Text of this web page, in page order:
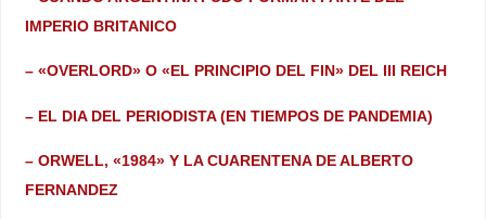
IMPERIO BRITANICO
– «OVERLORD» O «EL PRINCIPIO DEL FIN» DEL III REICH
– EL DIA DEL PERIODISTA (EN TIEMPOS DE PANDEMIA)
– ORWELL, «1984» Y LA CUARENTENA DE ALBERTO
FERNANDEZ